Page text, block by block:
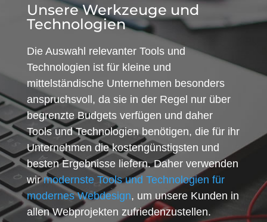
Unsere Werkzeuge und
Technologien
Die Auswahl relevanter Tools und
Technologien ist für kleine und
mittelständische Unternehmen besonders
anspruchsvoll, da sie in der Regel nur über
begrenzte Budgets verfügen und daher
Tools und Technologien benötigen, die für ihr
Unternehmen die kostengünstigsten und
besten Ergebnisse liefern. Daher verwenden
wirmodernste Tools und Technologien für
modernes Webdesign, um unsere Kunden in
allen Webprojekten zufriedenzustellen.